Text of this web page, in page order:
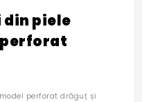
piele
perforat drăguț și